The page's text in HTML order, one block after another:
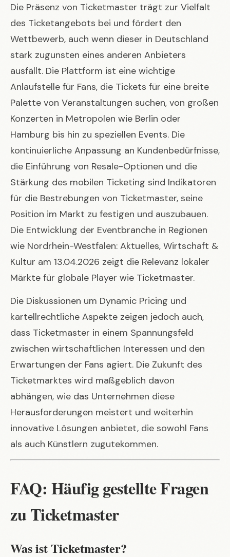
Die Präsenz von Ticketmaster trägt zur Vielfalt
des Ticketangebots bei und fördert den
Wettbewerb, auch wenn dieser in Deutschland
stark zugunsten eines anderen Anbieters
ausfällt. Die Plattform ist eine wichtige
Anlaufstelle für Fans, die Tickets für eine breite
Palette von Veranstaltungen suchen, von großen
Konzerten in Metropolen wie Berlin oder
Hamburg bis hin zu speziellen Events. Die
kontinuierliche Anpassung an Kundenbedürfnisse,
die Einführung von Resale-Optionen und die
Stärkung des mobilen Ticketing sind Indikatoren
für die Bestrebungen von Ticketmaster, seine
Position im Markt zu festigen und auszubauen.
Die Entwicklung der Eventbranche in Regionen
wie Nordrhein-Westfalen: Aktuelles, Wirtschaft &
Kultur am 13.04.2026 zeigt die Relevanz lokaler
Märkte für globale Player wie Ticketmaster.
Die Diskussionen um Dynamic Pricing und
kartellrechtliche Aspekte zeigen jedoch auch,
dass Ticketmaster in einem Spannungsfeld
zwischen wirtschaftlichen Interessen und den
Erwartungen der Fans agiert. Die Zukunft des
Ticketmarktes wird maßgeblich davon
abhängen, wie das Unternehmen diese
Herausforderungen meistert und weiterhin
innovative Lösungen anbietet, die sowohl Fans
als auch Künstlern zugutekommen.
FAQ: Häufig gestellte Fragen
zu Ticketmaster
Was ist Ticketmaster?